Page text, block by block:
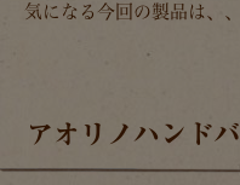
気になる今回の製品は、、
アオリノハンド